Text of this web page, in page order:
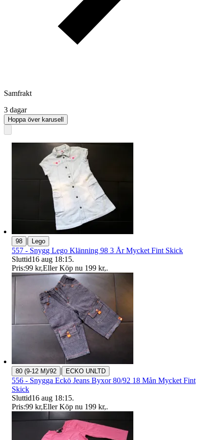
Samfrakt
3 dagar
Hoppa över karusell
98 | Lego
557 - Snygg Lego Klänning 98 3 År Mycket Fint Skick
Sluttid16 aug 18:15.
Pris:99 kr,Eller Köp nu 199 kr,.
80 (9-12 M)/92 | ECKO UNLTD
556 - Snygga Eckö Jeans Byxor 80/92 18 Mån Mycket Fint
Skick
Sluttid16 aug 18:15.
Pris:99 kr,Eller Köp nu 199 kr,.